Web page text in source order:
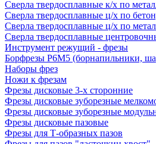
Сверла твердосплавные к/х по
Сверла твердосплавные ц/х по
Сверла твердосплавные ц/х по
Сверла твердосплавные
Инструмент режущий - фрезы
Борфрезы Р6М5 (борнапильники,
Наборы фрез
Ножи к фрезам
Фрезы дисковые 3-х сторонние
Фрезы дисковые зуборезные
Фрезы дисковые зуборезные
Фрезы дисковые пазовые
Фрезы для Т-образных пазов